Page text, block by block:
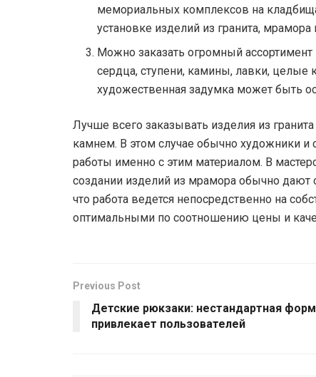
мемориальных комплексов на
установке изделий из гранита, мрамора
Можно заказать огромный
сердца, ступени, камины, лавки, целые
художественная задумка может быть
Лучше всего заказывать изделия из
камнем. В этом случае обычно художники
работы именно с этим материалом. В
создании изделий из мрамора обычно дают
что работа ведется непосредственно на
оптимальными по соотношению цены и
Previous Post
Детские рюкзаки: нестандартная
привлекает пользователей